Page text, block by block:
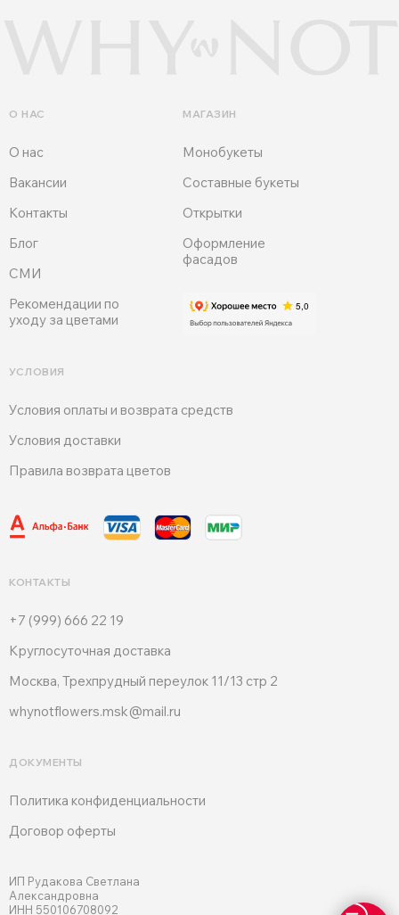
Вакансии
О нас
О НАС
ДОКУМЕНТЫ
УСЛОВИЯ
Блог
СМИ
Рекомендации по
уходу за цветами
Условия оплаты и возврата средств
Условия доставки
Контакты
Правила возврата цветов
Политика конфиденциальности
МАГАЗИН
+7 (999) 666 22 19
КОНТАКТЫ
Круглосуточная доставка
Москва, Трехпрудный переулок 11/13 стр 2
whynotflowers.msk@mail.ru
Оформление
фасадов
Монобукеты
Открытки
ИП Рудакова Светлана
Александровна
ИНН 550106708092
Договор оферты
Составные букеты